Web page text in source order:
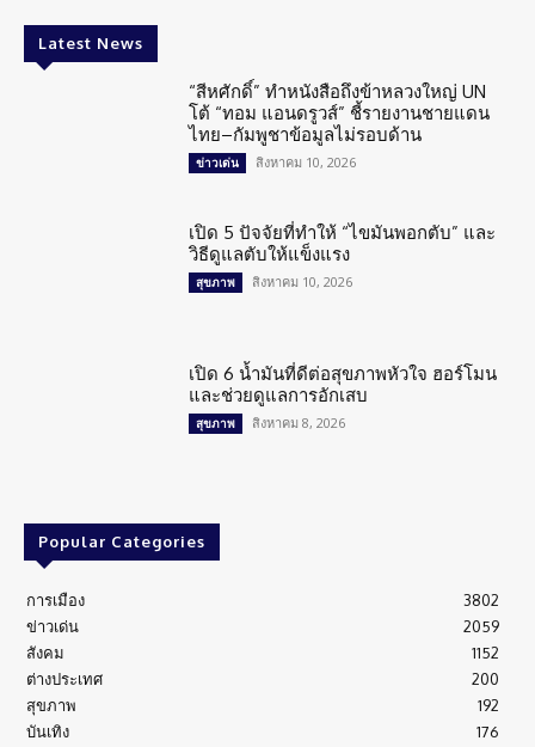
Latest News
“สีหศักดิ์” ทำหนังสือถึงข้าหลวงใหญ่ UN
โต้ “ทอม แอนดรูวส์” ชี้รายงานชายแดน
ไทย–กัมพูชาข้อมูลไม่รอบด้าน
ข่าวเด่น สิงหาคม 10, 2026
เปิด 5 ปัจจัยที่ทำให้ “ไขมันพอกตับ” และ
วิธีดูแลตับให้แข็งแรง
สุขภาพ สิงหาคม 10, 2026
เปิด 6 น้ำมันที่ดีต่อสุขภาพหัวใจ ฮอร์โมน
และช่วยดูแลการอักเสบ
สุขภาพ สิงหาคม 8, 2026
Popular Categories
การเมือง
3802
ข่าวเด่น
2059
สังคม
1152
ต่างประเทศ
200
สุขภาพ
192
บันเทิง
176